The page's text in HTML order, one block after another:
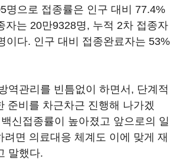
명으로 접종률은 인구 대비 77.4%
자는 20만9328명, 누적 2차 접종자
이다. 인구 대비 접종완료자는 53%
역관리를 빈틈없이 하면서, 단계적
준비를 차근차근 진행해 나가겠
신접종률이 높아졌고 앞으로의 일
려면 의료대응 체계도 이에 맞게 재
말했다.